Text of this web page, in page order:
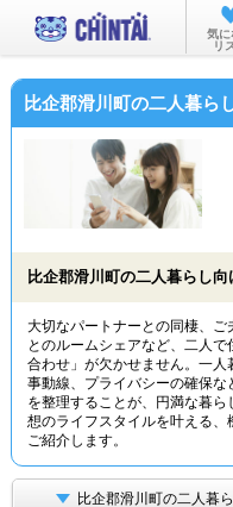
気に
リ
比企郡滑川町の二人暮ら
比企郡滑川町の二人暮らし
大切なパートナーとの同棲、ご
とのルームシェアなど、二人
合わせ」が欠かせません。一
事動線、プライバシーの確保
を整理することが、円満な暮
想のライフスタイルを叶える
ご紹介します。
比企郡滑川町の二人暮